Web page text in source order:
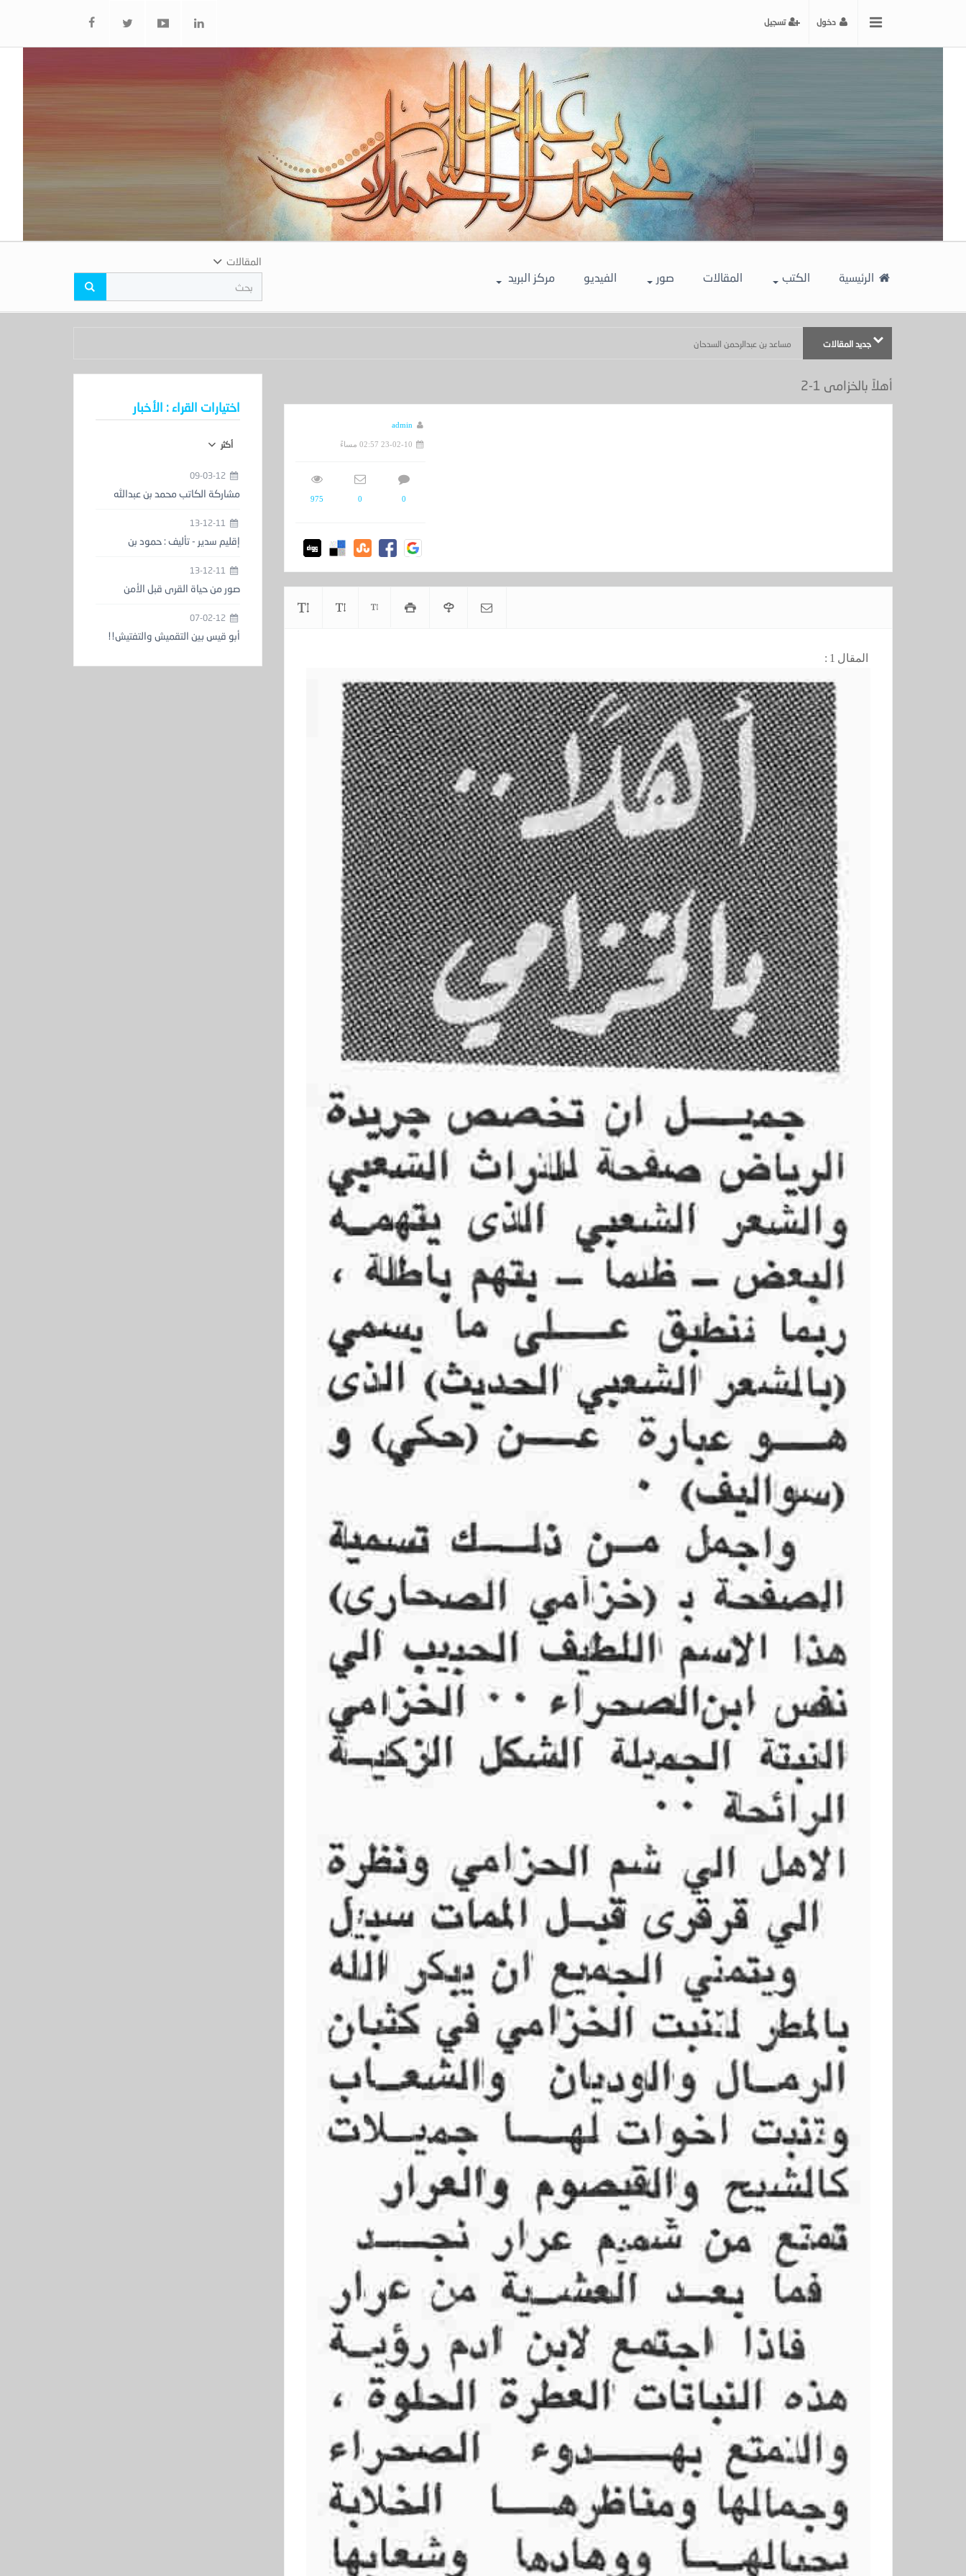
دخول تسجيل
الرئيسية الكتب المقالات صور الفيديو مركز البريد
المقالات
جديد المقالات مساعد بن عبدالرحمن السدحان
أكثر من موضوع - (بعنوان : ماذا في يوم الجمعة ) - الجزيرة عدد 15164 - تاريخ 05/06/1435هـ
أهلاً بالخزامى 1-2
admin
23-02-10 02:57 مساءً
0
0
975
المقال 1 :
اختيارات القراء : الأخبار
أكثر
09-03-12
مشاركة الكاتب محمد بن عبدالله
إقليم سدير - تأليف : حمود بن
صور من حياة القرى قبل الأمن
07-02-12
أبو قيس بين التقميش والتفتيش!!